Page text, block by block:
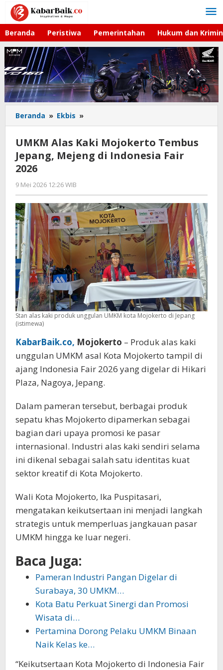
Lewati
konten
Beranda Peristiwa Pemerintahan Hukum dan
Beranda » Ekbis »
Alas
Kaki
Mojokerto
Tembus
Fair
2026
UMKM Alas Kaki Mojokerto Tembus
Jepang, Mejeng di Indonesia Fair
2026
9 Mei 2026 12:26 WIB
Imam
WD
Stan alas kaki produk unggulan UMKM kota Mojokerto di Jepang
(istimewa)
KabarBaik.co, Mojokerto – Produk alas kaki
unggulan UMKM asal Kota Mojokerto tampil di
ajang Indonesia Fair 2026 yang digelar di Hikari
Plaza, Nagoya, Jepang.
Dalam pameran tersebut, berbagai produk
sepatu khas Mojokerto dipamerkan sebagai
bagian dari upaya promosi ke pasar
internasional. Industri alas kaki sendiri selama
ini dikenal sebagai salah satu identitas kuat
sektor kreatif di Kota Mojokerto.
Wali Kota Mojokerto, Ika Puspitasari,
mengatakan keikutsertaan ini menjadi langkah
strategis untuk memperluas jangkauan pasar
UMKM hingga ke luar negeri.
Baca Juga:
Pameran Industri Pangan Digelar di
Surabaya, 30 UMKM…
Kota Batu Perkuat Sinergi dan Promosi
Wisata di…
Pertamina Dorong Pelaku UMKM Binaan
Naik Kelas ke…
“Keikutsertaan Kota Mojokerto di Indonesia Fair